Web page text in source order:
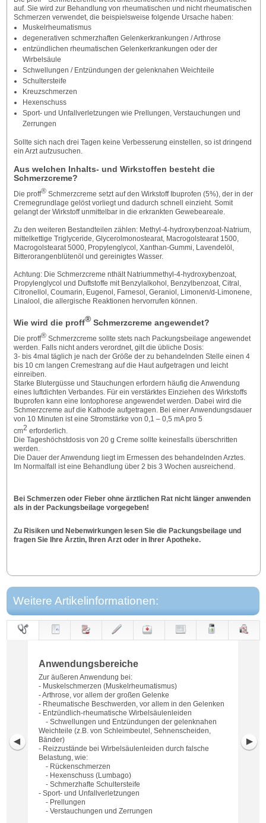
auf. Sie wird zur Behandlung von rheumatischen und nicht rheumatischen
Schmerzen verwendet, die beispielsweise folgende Ursache haben:
Muskelrheumatismus
degenerativen schmerzhaften Gelenkerkrankungen / Arthrose
entzündlichen rheumatischen Gelenkerkrankungen oder der
Wirbelsäule
Schwellungen / Entzündungen der gelenknahen Weichteile
Schultersteife
Kreuzschmerzen
Hexenschuss
Sport- und Unfallverletzungen wie Prellungen, Verstauchungen und
Zerrungen
Sollte sich nach drei Tagen keine Verbesserung einstellen, so ist dringend
ein Arzt aufzusuchen.
Aus welchen Inhalts- und Wirkstoffen besteht die
Schmerzcreme?
Die proff®Schmerzcreme setzt auf den Wirkstoff Ibuprofen (5%), der in der
Cremegrundlage gelöst vorliegt und dadurch schnell einzieht. Somit
gelangt der Wirkstoff unmittelbar in die erkrankten Gewebeareale.
Zu den weiteren Bestandteilen zählen: Methyl-4-hydroxybenzoat-Natrium,
mittelkettige Triglyceride, Glycerolmonostearat, Macrogolstearat 1500,
Macrogolstearat 5000, Propylenglycol, Xanthan-Gummi, Lavendelöl,
Bitterorangenblütenöl und gereinigtes Wasser.
Achtung: Die Schmerzcreme nthält Natriummethyl-4-hydroxybenzoat,
Propylenglycol und Duftstoffe mit Benzylalkohol, Benzylbenzoat, Citral,
Citronellol, Coumarin, Eugenol, Farnesol, Geraniol, Limonen/d-Limonene,
Linalool, die allergische Reaktionen hervorrufen können.
Wie wird die proff®Schmerzcreme angewendet?
Die proff®Schmerzcreme sollte stets nach Packungsbeilage angewendet
werden. Falls nicht anders verordnet, gilt die übliche Dosis:
3- bis 4mal täglich je nach der Größe der zu behandelnden Stelle einen 4
bis 10 cm langen Cremestrang auf die Haut aufgetragen und leicht
einreiben.
Starke Blutergüsse und Stauchungen erfordern häufig die Anwendung
eines luftdichten Verbandes. Für ein verstärktes Einziehen des Wirkstoffs
Ibuprofen kann eine Iontophorese angewendet werden. Dabei wird die
Schmerzcreme auf die Kathode aufgetragen. Bei einer Anwendungsdauer
von 10 Minuten ist eine Stromstärke von 0,1 – 0,5 mA pro 5
cm2 erforderlich.
Die Tageshöchstdosis von 20 g Creme sollte keinesfalls überschritten
werden.
Die Dauer der Anwendung liegt im Ermessen des behandelnden Arztes.
Im Normalfall ist eine Behandlung über 2 bis 3 Wochen ausreichend.
Bei Schmerzen oder Fieber ohne ärztlichen Rat nicht länger anwenden
als in der Packungsbeilage vorgegeben!
Zu Risiken und Nebenwirkungen lesen Sie die Packungsbeilage und
fragen Sie Ihre Ärztin, Ihren Arzt oder in Ihrer Apotheke.
Weitere Artikelinformationen:
Anwendungsbereiche
Zur äußeren Anwendung bei:
- Muskelschmerzen (Muskelrheumatismus)
- Arthrose, vor allem der großen Gelenke
- Rheumatische Beschwerden, vor allem in den Gelenken
- Entzündlich-rheumatische Wirbelsäulenleiden
- Schwellungen und Entzündungen der gelenknahen
Weichteile (z.B. von Schleimbeutel, Sehnenscheiden,
Bänder)
- Reizzustände bei Wirbelsäulenleiden durch falsche
Belastung, wie:
- Rückenschmerzen
- Hexenschuss (Lumbago)
- Schmerzhafte Schultersteife
- Sport- und Unfallverletzungen
- Prellungen
- Verstauchungen und Zerrungen